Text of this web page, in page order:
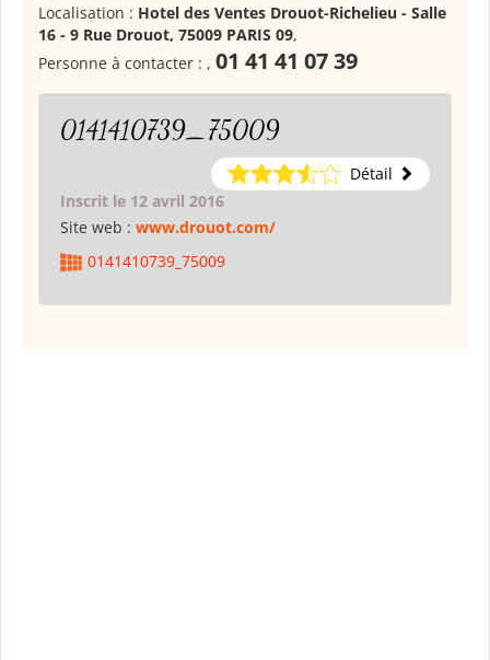
Localisation : Hotel des Ventes Drouot-Richelieu - Salle
16 - 9 Rue Drouot, 75009 PARIS 09,
Personne à contacter : , 01 41 41 07 39
0141410739_75009
Détail
Inscrit le 12 avril 2016
Site web : www.drouot.com/
0141410739_75009